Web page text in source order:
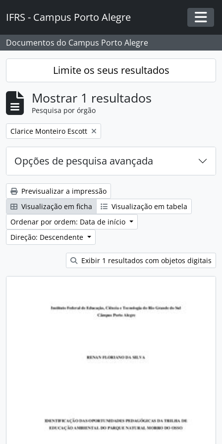
IFRS - Campus Porto Alegre
Documentos do Campus Porto Alegre
Limite os seus resultados
Mostrar 1 resultados
Pesquisa por órgão
Remover filtro:
Clarice Monteiro Escott
Opções de pesquisa avançada
Previsualizar a impressão
Visualização em ficha
Visualização em tabela
Ordenar por ordem: Data de início
Direção: Descendente
Exibir 1 resultados com objetos digitais